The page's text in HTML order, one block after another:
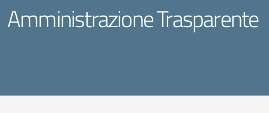
Amministrazione Trasparente